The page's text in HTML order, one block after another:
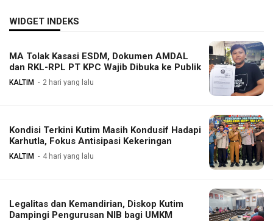
WIDGET INDEKS
MA Tolak Kasasi ESDM, Dokumen AMDAL
dan RKL-RPL PT KPC Wajib Dibuka ke Publik
KALTIM 2 hari yang lalu
Kondisi Terkini Kutim Masih Kondusif Hadapi
Karhutla, Fokus Antisipasi Kekeringan
KALTIM 4 hari yang lalu
Legalitas dan Kemandirian, Diskop Kutim
Dampingi Pengurusan NIB bagi UMKM